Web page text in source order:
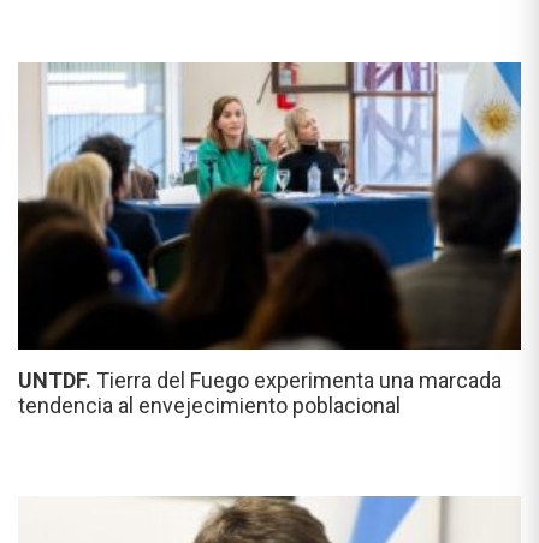
UNTDF. Tierra del Fuego experimenta una marcada
tendencia al envejecimiento poblacional